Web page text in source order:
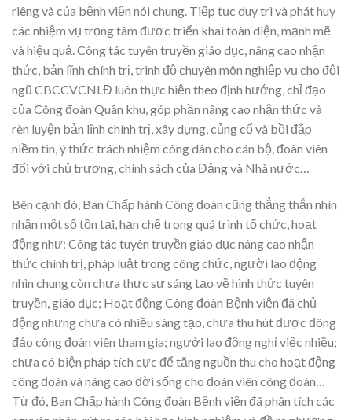
riêng và của bệnh viện nói chung. Tiếp tục duy trì và phát huy
các nhiệm vụ trọng tâm được triển khai toàn diện, mạnh mẽ
và hiệu quả. Công tác tuyên truyền giáo dục, nâng cao nhận
thức, bản lĩnh chính trị, trình độ chuyên môn nghiệp vụ cho đội
ngũ CBCCVCNLĐ luôn thực hiện theo định hướng, chỉ đạo
của Công đoàn Quân khu, góp phần nâng cao nhận thức và
rèn luyện bản lĩnh chính trị, xây dựng, củng cố và bồi đắp
niềm tin, ý thức trách nhiệm công dân cho cán bộ, đoàn viên
đối với chủ trương, chính sách của Đảng và Nhà nước…
Bên cạnh đó, Ban Chấp hành Công đoàn cũng thẳng thắn nhìn
nhận một số tồn tại, hạn chế trong quá trình tổ chức, hoạt
động như: Công tác tuyên truyền giáo dục nâng cao nhận
thức chính trị, pháp luật trong công chức, người lao động
nhìn chung còn chưa thực sự sáng tạo về hình thức tuyên
truyền, giáo dục; Hoạt động Công đoàn Bệnh viện đã chủ
động nhưng chưa có nhiều sáng tạo, chưa thu hút được đông
đảo công đoàn viên tham gia; người lao động nghỉ việc nhiều;
chưa có biện pháp tích cực để tăng nguồn thu cho hoạt động
công đoàn và nâng cao đời sống cho đoàn viên công đoàn…
Từ đó, Ban Chấp hành Công đoàn Bệnh viện đã phân tích các